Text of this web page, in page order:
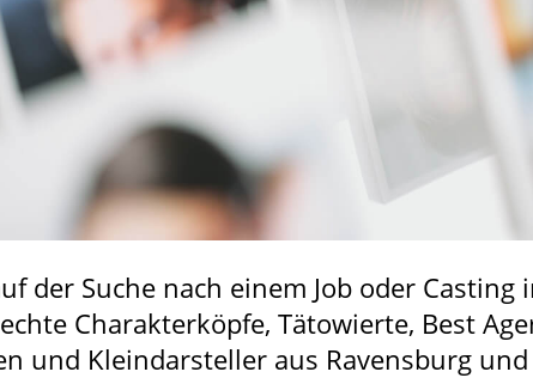
der Suche nach einem Job oder Casting
Charakterköpfe, Tätowierte, Best
und Kleindarsteller aus Ravensburg